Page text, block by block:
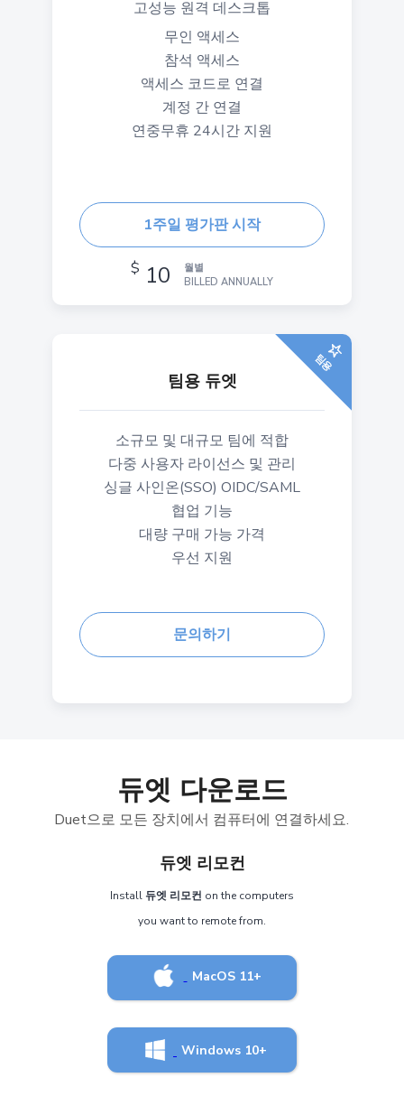
고성능 원격 데스크톱
무인 액세스
참석 액세스
액세스 코드로 연결
계정 간 연결
연중무휴 24시간 지원
1주일 평가판 시작
$ 10
월별
BILLED ANNUALLY
팀용 듀엣
소규모 및 대규모 팀에 적합
다중 사용자 라이선스 및 관리
싱글 사인온(SSO) OIDC/SAML
협업 기능
대량 구매 가능 가격
우선 지원
문의하기
팀용
듀엣 다운로드
Duet으로 모든 장치에서 컴퓨터에 연결하세요.
듀엣 리모컨
Install 듀엣 리모컨 on the computers
you want to remote from.
MacOS 11+
Windows 10+